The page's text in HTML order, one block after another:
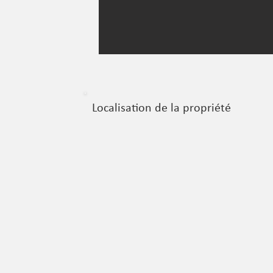
Localisation de la propriété